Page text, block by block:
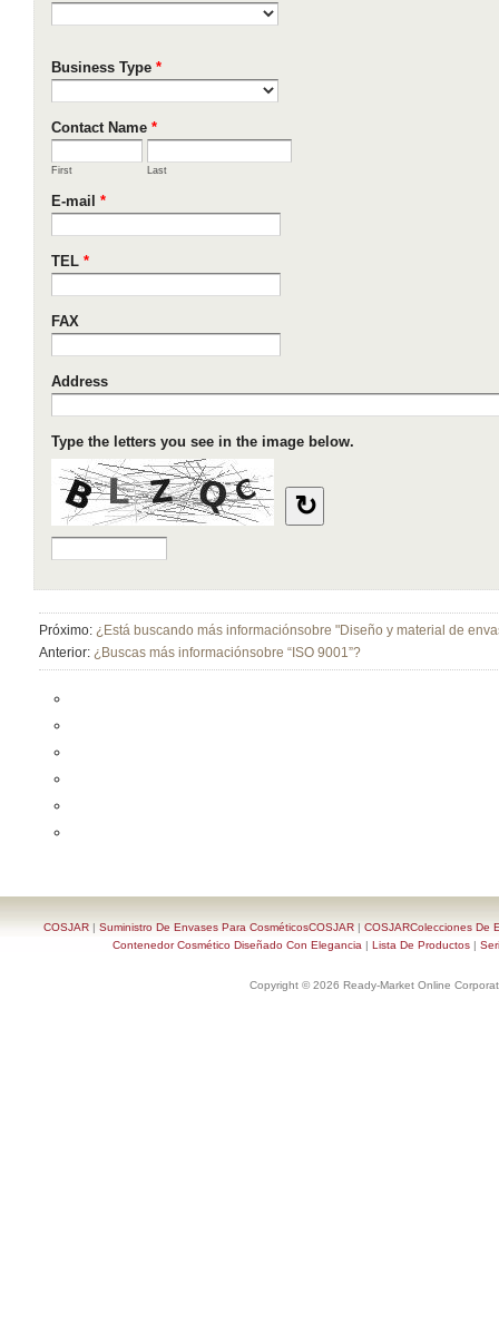
Próximo: ¿Está buscando más informaciónsobre "Diseño y material de
Anterior: ¿Buscas más informaciónsobre “ISO 9001”?
COSJAR| Suministro De Envases Para CosméticosCOSJAR| COSJARColecciones De
Contenedor Cosmético Diseñado Con Elegancia | Lista De Productos |
Copyright © 2026 Ready-Market Online